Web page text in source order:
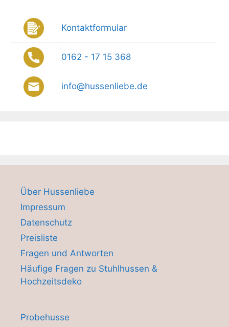
Kontaktformular
0162 - 17 15 368
info@hussenliebe.de
Über Hussenliebe
Impressum
Datenschutz
Preisliste
Fragen und Antworten
Häufige Fragen zu Stuhlhussen &
Hochzeitsdeko
Probehusse